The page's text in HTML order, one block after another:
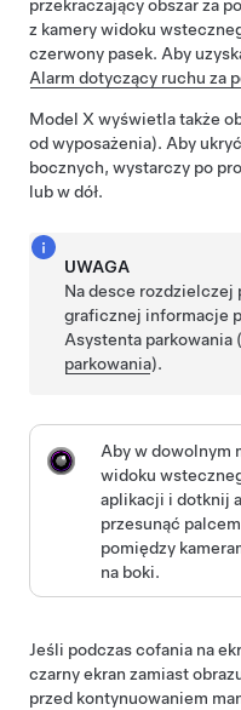
przekraczający obszar za
z kamery widoku
czerwony pasek. Aby
Alarm dotyczący ruchu za
Model X wyświetla także
od wyposażenia). Aby
bocznych, wystarczy po
lub w dół.
UWAGA
Nadesce rozdzielczej
graficznej informacje
Asystenta parkowania
parkowania).
Aby w dowolnym
widoku
aplikacji i dotknij
przesunąć
pomiędzy
na boki.
Jeśli podczas cofania na
czarny ekran zamiast
przed kontynuowaniem